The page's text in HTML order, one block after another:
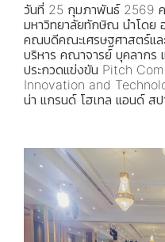
วันที่ 25 กุมภาพันธ์ 2569 ค
มหาวิทยาลัยทักษิณ นำโดย
คณบดีคณะเศรษฐศาสตร์แ
บริหาร คณาจารย์ บุคลากร
ประกวดแข่งขัน Pitch
Innovation and
น่า แกรนด์ โฮเทล แอนด์ ส